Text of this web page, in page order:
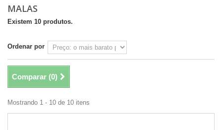
MALAS
Existem 10 produtos.
Ordenar por
Comparar (0)
Mostrando 1 - 10 de 10 itens